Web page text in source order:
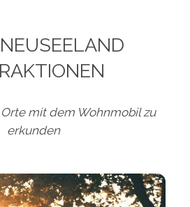
mit dem Wohnmobil zu
erkunden